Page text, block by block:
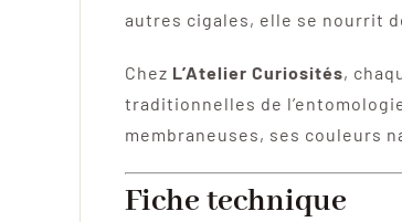
autres cigales, elle se nourrit
Chez L’Atelier Curiosités,
traditionnelles de
membraneuses, ses couleurs
Fiche technique